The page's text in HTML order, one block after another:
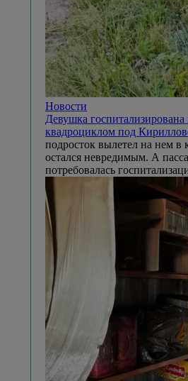
Новости
Девушка
квадроциклом под
подросток вылетел на нем в
остался невредимым. А
потребовалась